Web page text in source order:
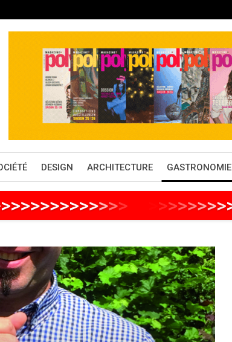
DESIGN ARCHITECTURE GASTRONOMIE
>>>>>>>>>>>>> >>>>>>>>